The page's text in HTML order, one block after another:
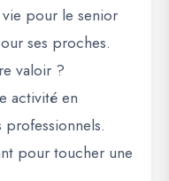
pour le senior
ses proches.
valoir ?
activité en
professionnels.
pour toucher une